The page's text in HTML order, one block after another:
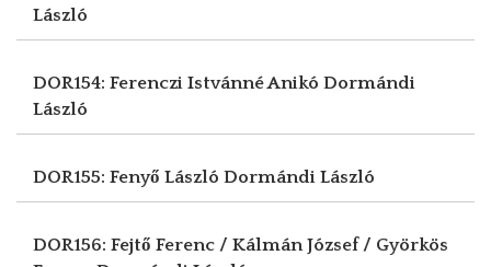
László
DOR154: Ferenczi Istvánné Anikó Dormándi
László
DOR155: Fenyő László Dormándi László
DOR156: Fejtő Ferenc / Kálmán József / Györkös